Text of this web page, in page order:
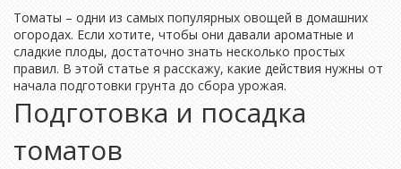
Томаты – одни из самых популярных овощей в домашних
огородах. Если хотите, чтобы они давали ароматные и
сладкие плоды, достаточно знать несколько простых
правил. В этой статье я расскажу, какие действия нужны от
начала подготовки грунта до сбора урожая.
Подготовка и посадка
томатов